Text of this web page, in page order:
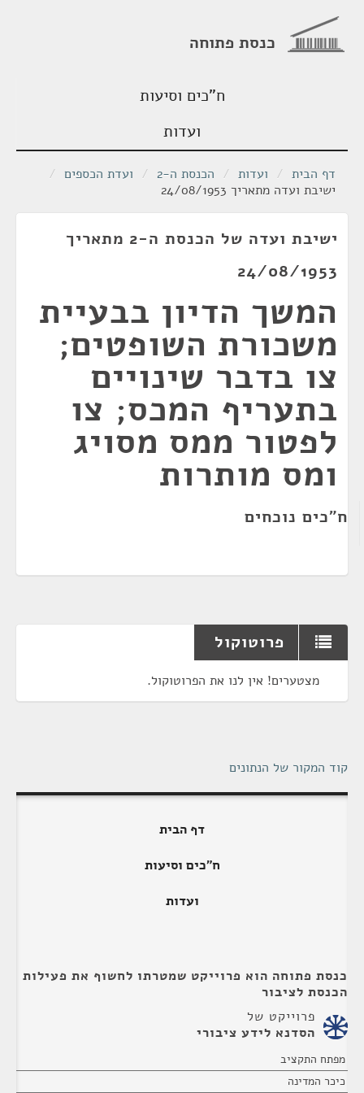
כנסת פתוחה
ח"כים וסיעות
ועדות
דף הבית / ועדות / הכנסת ה-2 / ועדת הכספים /
ישיבת ועדה מתאריך 24/08/1953
ישיבת ועדה של הכנסת ה-2 מתאריך
24/08/1953
המשך הדיון בבעיית
משכורת השופטים;
צו בדבר שינויים
בתעריף המכס; צו
לפטור ממס מסויג
ומס מותרות
ח"כים נוכחים
פרוטוקול
מצטערים! אין לנו את הפרוטוקול.
קוד המקור של הנתונים
דף הבית
ח"כים וסיעות
ועדות
כנסת פתוחה הוא פרוייקט שמטרתו לחשוף את פעילות
הכנסת לציבור
פרוייקט של
הסדנא לידע ציבורי
מפתח התקציב
כיכר המדינה